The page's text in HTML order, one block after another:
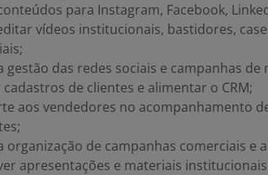
para Instagram, Facebook,
vídeos institucionais, bastidores,
gestão das redes sociais e campanhas de
de clientes e alimentar o CRM;
aos vendedores no acompanhamento
organização de campanhas comerciais e
apresentações e materiais